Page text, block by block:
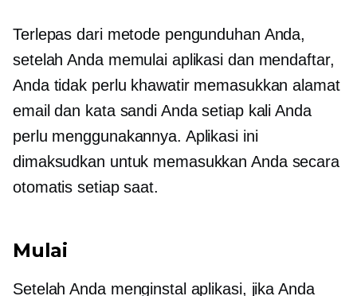
Terlepas dari metode pengunduhan Anda,
setelah Anda memulai aplikasi dan mendaftar,
Anda tidak perlu khawatir memasukkan alamat
email dan kata sandi Anda setiap kali Anda
perlu menggunakannya. Aplikasi ini
dimaksudkan untuk memasukkan Anda secara
otomatis setiap saat.
Mulai
Setelah Anda menginstal aplikasi, jika Anda